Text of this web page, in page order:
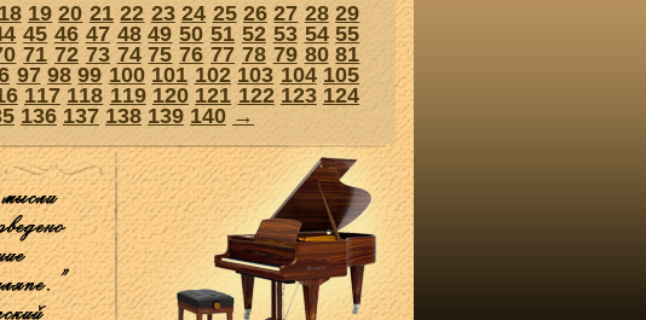
18 19 20 21 22 23 24 25 26 27 28 29
45 46 47 48 49 50 51 52 53 54 55
71 72 73 74 75 76 77 78 79 80 81
97 98 99 100 101 102 103 104 105
117 118 119 120 121 122 123 124
136 137 138 139 140 →